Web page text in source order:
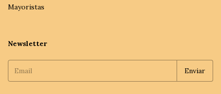
Mayoristas
Newsletter